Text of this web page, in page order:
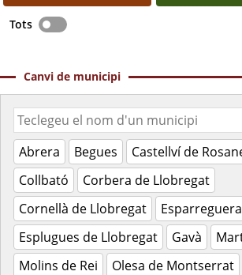
Tots
Canvi de municipi
Abrera Begues Castellví de
Collbató
Corbera de Llobregat
Cornellà de Llobregat
Esparreguera
Esplugues de Llobregat
Gavà
Molins de Rei
Olesa de Montserrat